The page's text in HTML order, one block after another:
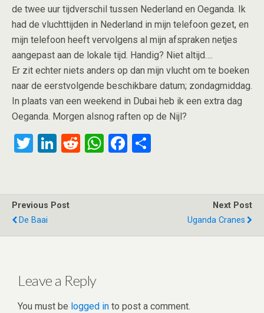
de twee uur tijdverschil tussen Nederland en Oeganda. Ik
had de vluchttijden in Nederland in mijn telefoon gezet, en
mijn telefoon heeft vervolgens al mijn afspraken netjes
aangepast aan de lokale tijd. Handig? Niet altijd….
Er zit echter niets anders op dan mijn vlucht om te boeken
naar de eerstvolgende beschikbare datum; zondagmiddag.
In plaats van een weekend in Dubai heb ik een extra dag
Oeganda. Morgen alsnog raften op de Nijl?
T
er
Li
dI
R
W
p
F
o
Previous Post
De Baai
Next Post
Uganda Cranes
Leave a Reply
You must be logged in to post a comment.